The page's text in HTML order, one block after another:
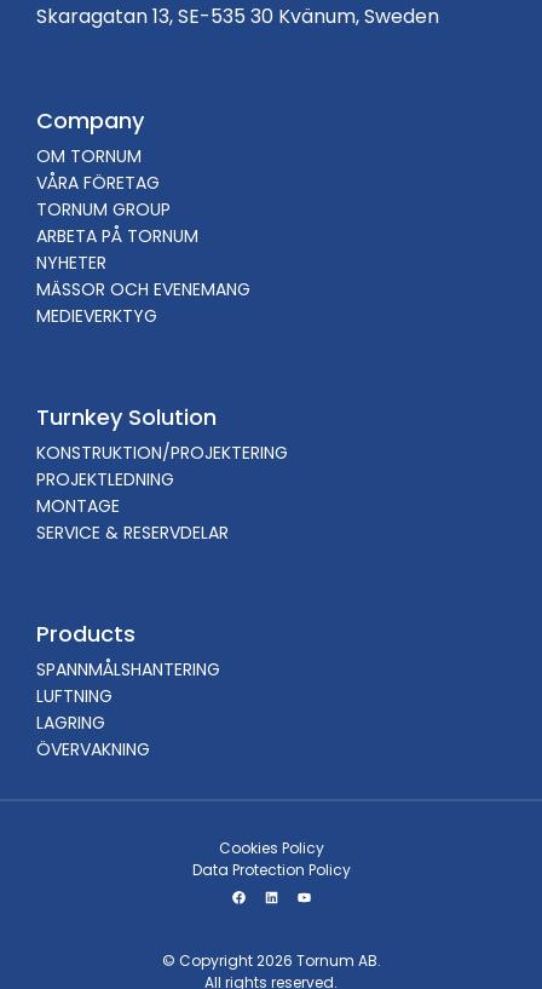
Skaragatan 13, SE-535 30 Kvänum, Sweden
Company
OM TORNUM
VÅRA FÖRETAG
TORNUM GROUP
ARBETA PÅ TORNUM
NYHETER
MÄSSOR OCH EVENEMANG
MEDIEVERKTYG
Turnkey Solution
KONSTRUKTION/PROJEKTERING
PROJEKTLEDNING
MONTAGE
SERVICE & RESERVDELAR
Products
SPANNMÅLSHANTERING
LUFTNING
LAGRING
ÖVERVAKNING
© Copyright 2026 Tornum AB.
All rights reserved.
Cookies Policy
Data Protection Policy